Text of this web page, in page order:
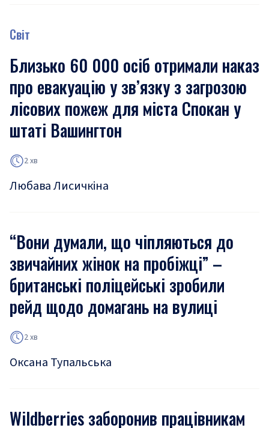
Світ
Близько 60 000 осіб отримали наказ
про евакуацію у зв’язку з загрозою
лісових пожеж для міста Спокан у
штаті Вашингтон
2 хв
Любава Лисичкіна
“Вони думали, що чіпляються до
звичайних жінок на пробіжці” –
британські поліцейські зробили
рейд щодо домагань на вулиці
2 хв
Оксана Тупальська
Wildberries заборонив працівникам